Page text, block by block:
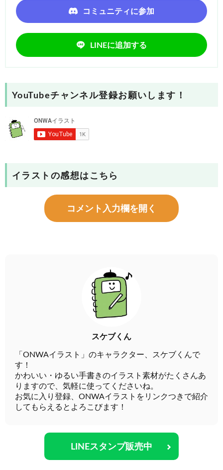
コミュニティに参加
LINEに追加する
YouTubeチャンネル登録お願いします！
イラストの感想はこちら
コメント入力欄を開く
スケブくん
「ONWAイラスト」のキャラクター、スケブくんで
す！
かわいい・ゆるい手書きのイラスト素材がたくさんあ
りますので、気軽に使ってくださいね。
お気に入り登録、ONWAイラストをリンクつきで紹介
してもらえるとよろこびます！
LINEスタンプ販売中